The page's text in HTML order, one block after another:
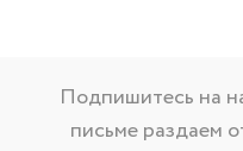
Подпишитесь на
письме раздаем